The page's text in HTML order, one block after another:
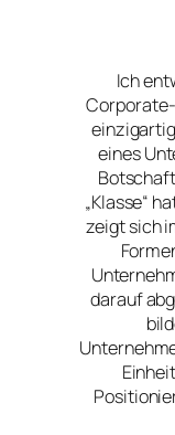
Ich
eines
„Klasse“
zeigt sich
darauf